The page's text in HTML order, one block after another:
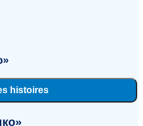
histoires